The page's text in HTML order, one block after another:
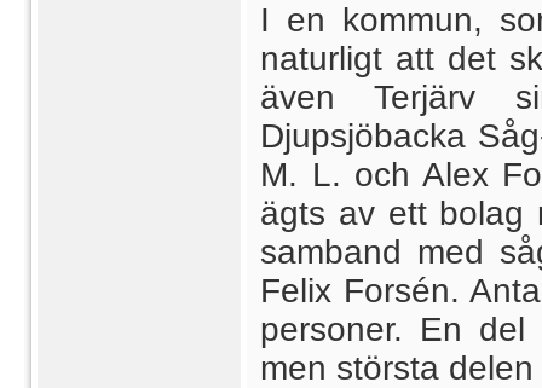
I en kommun,
naturligt att det
även Terjärv
Djupsjöbacka
M. L. och Alex
ägts av ett bolag
samband med
Felix Forsén.
personer. En
men största